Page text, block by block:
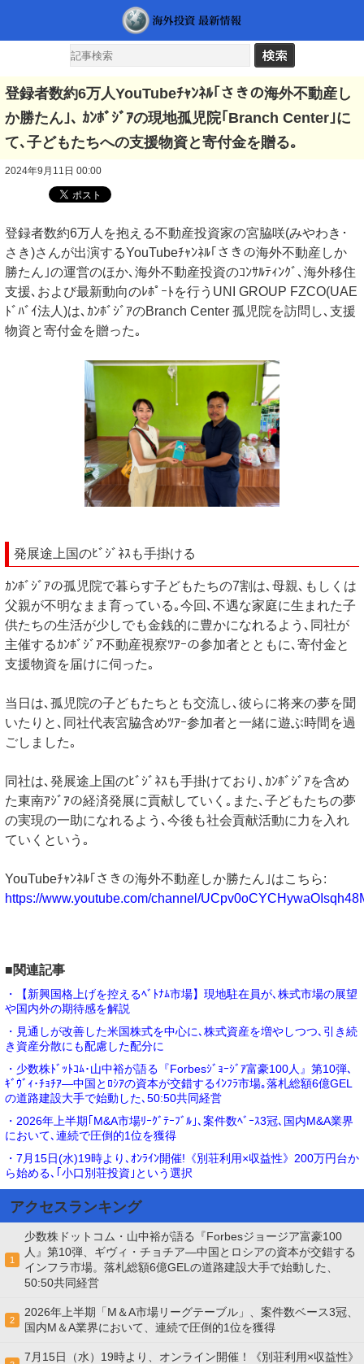
登録者数約6万人YouTubeﾁｬﾝﾈﾙ｢さきの海外不動産し
か勝たん｣､ ｶﾝﾎﾞｼﾞｱの現地孤児院｢Branch Center｣に
て､子どもたちへの支援物資と寄付金を贈る｡
2024年9月11日 00:00
登録者数約6万人を抱える不動産投資家の宮脇咲(みやわき･
さき)さんが出演するYouTubeﾁｬﾝﾈﾙ｢さきの海外不動産しか
勝たん｣の運営のほか､海外不動産投資のｺﾝｻﾙﾃｨﾝｸﾞ､海外移住
支援､および最新動向のﾚﾎﾟｰﾄを行うUNI GROUP FZCO(UAE
ﾄﾞﾊﾞｲ法人)は､ｶﾝﾎﾞｼﾞｱのBranch Center 孤児院を訪問し､支援
物資と寄付金を贈った｡
発展途上国のﾋﾞｼﾞﾈｽも手掛ける
ｶﾝﾎﾞｼﾞｱの孤児院で暮らす子どもたちの7割は､母親､もしくは
父親が不明なまま育っている｡今回､不遇な家庭に生まれた子
供たちの生活が少しでも金銭的に豊かになれるよう､同社が
主催するｶﾝﾎﾞｼﾞｱ不動産視察ﾂｱｰの参加者とともに､寄付金と
支援物資を届けに伺った｡
当日は､孤児院の子どもたちとも交流し､彼らに将来の夢を聞
いたりと､同社代表宮脇含めﾂｱｰ参加者と一緒に遊ぶ時間を過
ごしました｡
同社は､発展途上国のﾋﾞｼﾞﾈｽも手掛けており､ｶﾝﾎﾞｼﾞｱを含め
た東南ｱｼﾞｱの経済発展に貢献していく｡また､子どもたちの夢
の実現の一助になれるよう､今後も社会貢献活動に力を入れ
ていくという｡
YouTubeﾁｬﾝﾈﾙ｢さきの海外不動産しか勝たん｣はこちら:
https://www.youtube.com/channel/
■関連記事
・【新興国格上げを控えるﾍﾞﾄﾅﾑ市場】現地駐在員が､株式市場の展望
や国内外の期待感を解説
・見通しが改善した米国株式を中心に､株式資産を増やしつつ､引き続
き資産分散にも配慮した配分に
・少数株ﾄﾞｯﾄｺﾑ･山中裕が語る『Forbesｼﾞｮｰｼﾞｱ富豪100人』第10弾､
ｷﾞｳﾞｨ･ﾁｮﾁｱ―中国とﾛｼｱの資本が交錯するｲﾝﾌﾗ市場｡落札総額6億GEL
の道路建設大手で始動した､50:50共同経営
・2026年上半期｢M&A市場ﾘｰｸﾞﾃｰﾌﾞﾙ｣､案件数ﾍﾞｰｽ3冠､国内M&A業界
において､連続で圧倒的1位を獲得
・7月15日(水)19時より､ｵﾝﾗｲﾝ開催!《別荘利用×収益性》200万円台か
ら始める､｢小口別荘投資｣という選択
アクセスランキング
1
少数株ドットコム・山中裕が語る『Forbesジョージア富豪100
人』第10弾、ギヴィ・チョチア―中国とロシアの資本が交錯する
インフラ市場。落札総額6億GELの道路建設大手で始動した、
50:50共同経営
2
2026年上半期「M＆A市場リーグテーブル」、案件数ベース3冠、
国内M＆A業界において、連続で圧倒的1位を獲得
7月15日（水）19時より、オンライン開催！《別荘利用×収益性》